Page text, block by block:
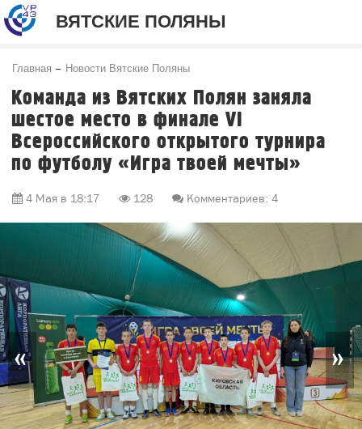
ВЯТСКИЕ ПОЛЯНЫ
Главная Новости Вятские Поляны
Команда из Вятских Полян заняла
шестое место в финале VI
Всероссийского открытого турнира
по футболу «Игра твоей мечты»
4 Мая в 18:17 128 Комментариев: 4
« »